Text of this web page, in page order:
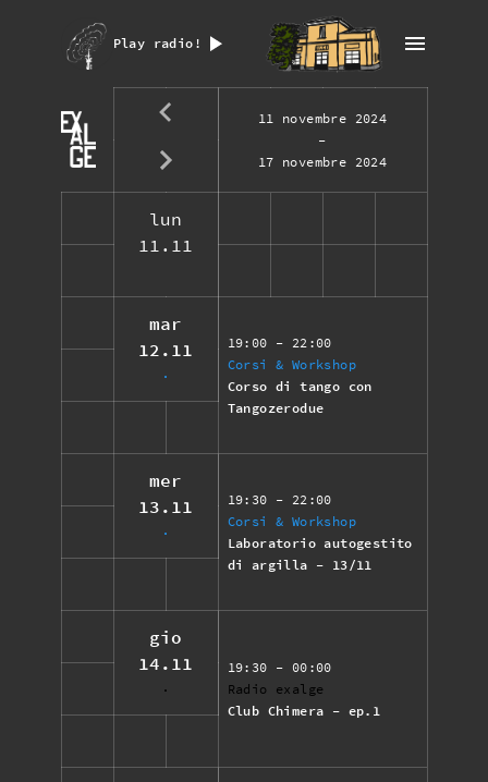
Play radio!
11 novembre 2024
-
17 novembre 2024
lun
11.11
mar
12.11
19:00 - 22:00
Corsi & Workshop
Corso di tango con
Tangozerodue
mer
13.11
19:30 - 22:00
Corsi & Workshop
Laboratorio autogestito
di argilla - 13/11
gio
14.11
19:30 - 00:00
Radio exalge
Club Chimera - ep.1